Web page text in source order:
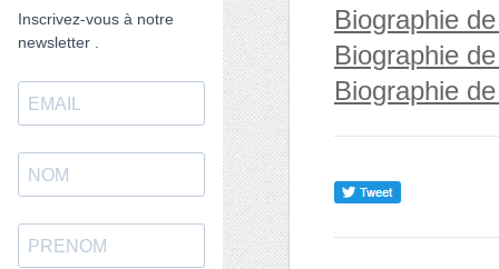
Inscrivez-vous à notre
newsletter .
Biographie
Biographie
Biographie